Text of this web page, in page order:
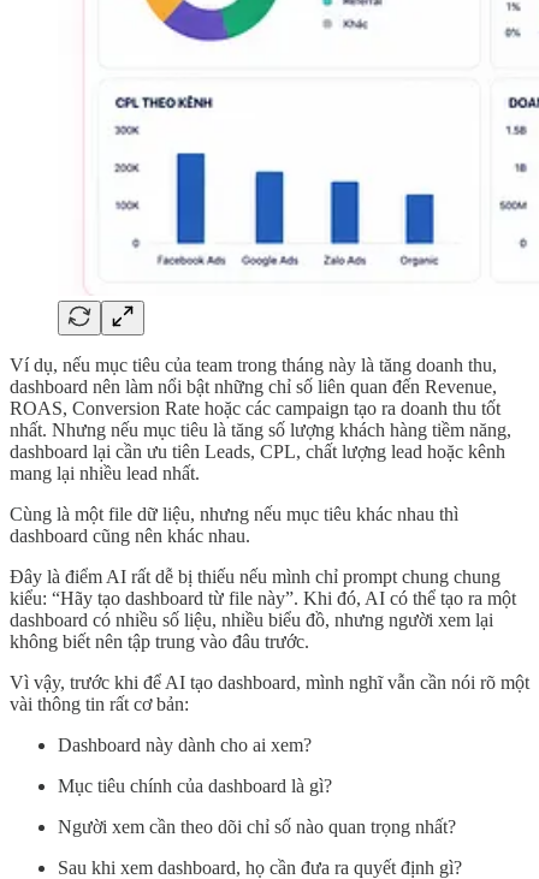
Ví dụ, nếu mục tiêu của team trong tháng này là tăng doanh thu,
dashboard nên làm nổi bật những chỉ số liên quan đến Revenue,
ROAS, Conversion Rate hoặc các campaign tạo ra doanh thu tốt
nhất. Nhưng nếu mục tiêu là tăng số lượng khách hàng tiềm năng,
dashboard lại cần ưu tiên Leads, CPL, chất lượng lead hoặc kênh
mang lại nhiều lead nhất.
Cùng là một file dữ liệu, nhưng nếu mục tiêu khác nhau thì
dashboard cũng nên khác nhau.
Đây là điểm AI rất dễ bị thiếu nếu mình chỉ prompt chung chung
kiểu: “Hãy tạo dashboard từ file này”. Khi đó, AI có thể tạo ra một
dashboard có nhiều số liệu, nhiều biểu đồ, nhưng người xem lại
không biết nên tập trung vào đâu trước.
Vì vậy, trước khi để AI tạo dashboard, mình nghĩ vẫn cần nói rõ một
vài thông tin rất cơ bản:
Dashboard này dành cho ai xem?
Mục tiêu chính của dashboard là gì?
Người xem cần theo dõi chỉ số nào quan trọng nhất?
Sau khi xem dashboard, họ cần đưa ra quyết định gì?